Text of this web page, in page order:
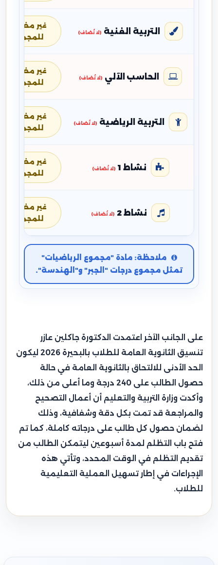
التربية الفنية (لا تُضاف)
غير مضافة
للمجموع
الحاسب الآلي (لا تُضاف)
غير مضافة
للمجموع
التربية الرياضية (لا تُضاف)
غير مضافة
للمجموع
نشاط 1 (لا تُضاف)
غير مضافة
للمجموع
نشاط 2 (لا تُضاف)
غير مضافة
للمجموع
ملاحظة: مادة "مجموع الرياضيات"
تمثل مجموع درجات "الجبر" و"الهندسة".
على الجانب الآخر اعتمدت الدكتورة جاكلين عازر
تنسيق الثانوية العامة للطلاب بالبحيرة 2026 ليكون
الحد الأدنى للالتحاق بالثانوية العامة في حالة
حصول الطالب على 240 درجة وما أعلى من ذلك،
وأكدت وزارة التربية والتعليم أن أعمال التصحيح
والمراجعة قد تمت بكل دقة وشفافية، وذلك
لضمان حصول كل طالب على درجاته كاملة، كما تم
فتح باب التظلم لمدة أسبوعين ليتمكن الطالب من
تقديم التظلم في الوقت المحدد، وتأتي هذه
الإجراءات في إطار تسهيل العملية التعليمية
للطلاب.